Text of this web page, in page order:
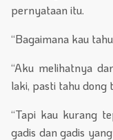
pernyataan itu.
“Bagaimana kau
“Aku melihatnya
laki, pasti tahu dong
“Tapi kau kurang
gadis dan gadis